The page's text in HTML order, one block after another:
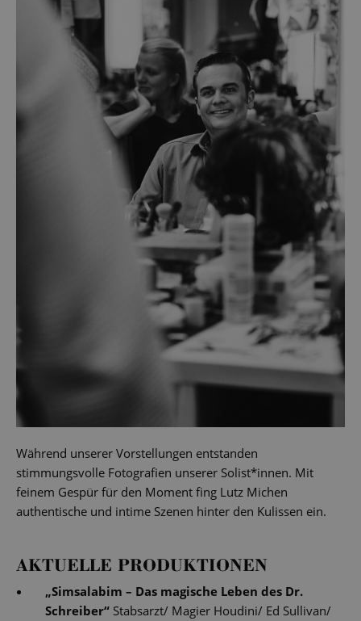
Während unserer Vorstellungen entstanden
stimmungsvolle Fotografien unserer Solist*innen. Mit
feinem Gespür für den Moment fing Lutz Michen
authentische und intime Szenen hinter den Kulissen ein.
AKTUELLE PRODUKTIONEN
„Simsalabim – Das magische Leben des Dr.
Schreiber“ Stabsarzt/ Magier Houdini/ Ed Sullivan/